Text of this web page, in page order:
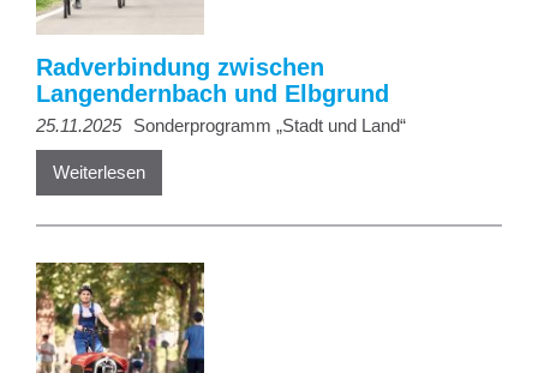
Radverbindung zwischen
Langendernbach und Elbgrund
25.11.2025 Sonderprogramm „Stadt und Land“
Weiterlesen